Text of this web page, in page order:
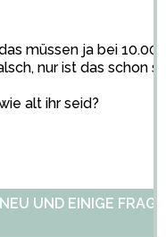
müssen ja bei
nur ist das schon
alt ihr seid?
UND EINIGE